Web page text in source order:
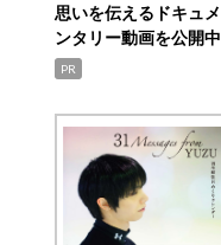
思いを伝えるドキュメ
ンタリー動画を公開中
PR